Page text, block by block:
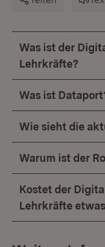
Was ist der
Lehrkräfte?
Was ist
Wie sieht die
Warum ist der
Kostet der
Lehrkräfte